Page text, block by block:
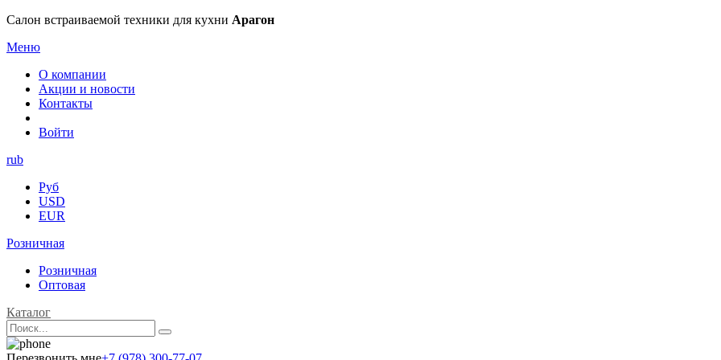
Салон встраиваемой техники для кухни Арагон
Меню
О компании
Акции и новости
Контакты
Войти
rub
Руб
USD
EUR
Розничная
Розничная
Оптовая
Каталог